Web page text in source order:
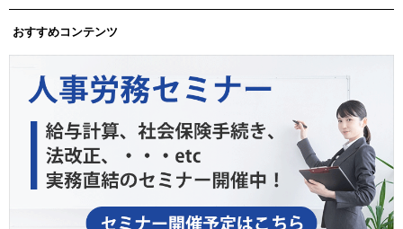
おすすめコンテンツ